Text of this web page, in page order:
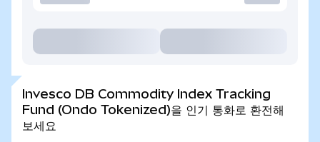
Invesco DB Commodity Index Tracking
Fund (Ondo Tokenized)을 인기 통화로 환전해
보세요